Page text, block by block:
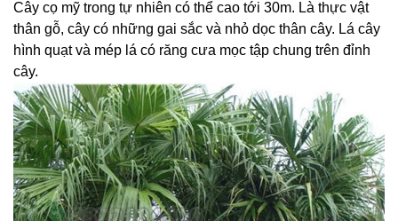
Cây cọ mỹ trong tự nhiên có thể cao tới 30m. Là thực vật
thân gỗ, cây có những gai sắc và nhỏ dọc thân cây. Lá cây
hình quạt và mép lá có răng cưa mọc tập chung trên đỉnh
cây.